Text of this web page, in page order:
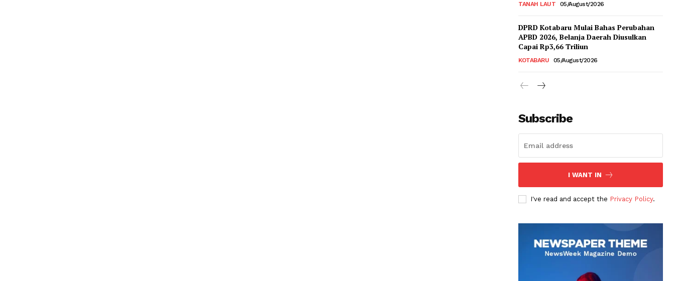
TANAH LAUT 05/August/2026
DPRD Kotabaru Mulai Bahas Perubahan
APBD 2026, Belanja Daerah Diusulkan
Capai Rp3,66 Triliun
KOTABARU 05/August/2026
Subscribe
I WANT IN
I've read and accept the Privacy Policy.